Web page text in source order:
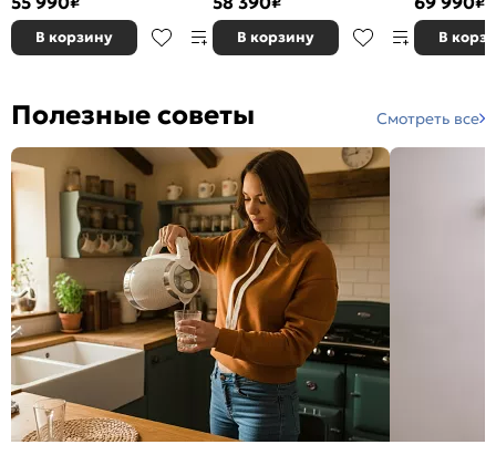
В корзину В корзину В
Полезные советы Смотреть все